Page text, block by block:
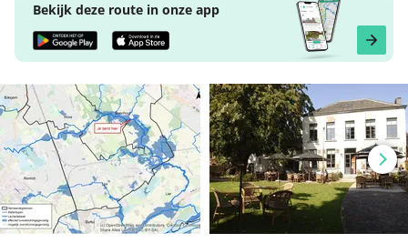
Bekijk deze route in onze app